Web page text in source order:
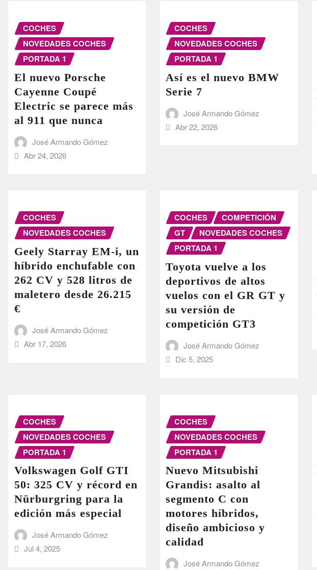
COCHES
NOVEDADES COCHES
PORTADA 1
El nuevo Porsche
Cayenne Coupé
Electric se parece más
al 911 que nunca
José Armando Gómez
Abr 24, 2026
COCHES
NOVEDADES COCHES
PORTADA 1
Así es el nuevo BMW
Serie 7
José Armando Gómez
Abr 22, 2026
COCHES
NOVEDADES COCHES
Geely Starray EM-i, un
híbrido enchufable con
262 CV y 528 litros de
maletero desde 26.215
€
José Armando Gómez
Abr 17, 2026
COCHES
COMPETICIÓN
GT
NOVEDADES COCHES
PORTADA 1
Toyota vuelve a los
deportivos de altos
vuelos con el GR GT y
su versión de
competición GT3
José Armando Gómez
Dic 5, 2025
COCHES
NOVEDADES COCHES
PORTADA 1
Volkswagen Golf GTI
50: 325 CV y récord en
Nürburgring para la
edición más especial
José Armando Gómez
Jul 4, 2025
COCHES
NOVEDADES COCHES
PORTADA 1
Nuevo Mitsubishi
Grandis: asalto al
segmento C con
motores híbridos,
diseño ambicioso y
calidad
José Armando Gómez